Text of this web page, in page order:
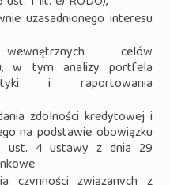
uzasadnionego interesu
celów
w tym analizy portfela
i raportowania
zdolności kredytowej i
na podstawie obowiązku
4 ustawy z dnia 29